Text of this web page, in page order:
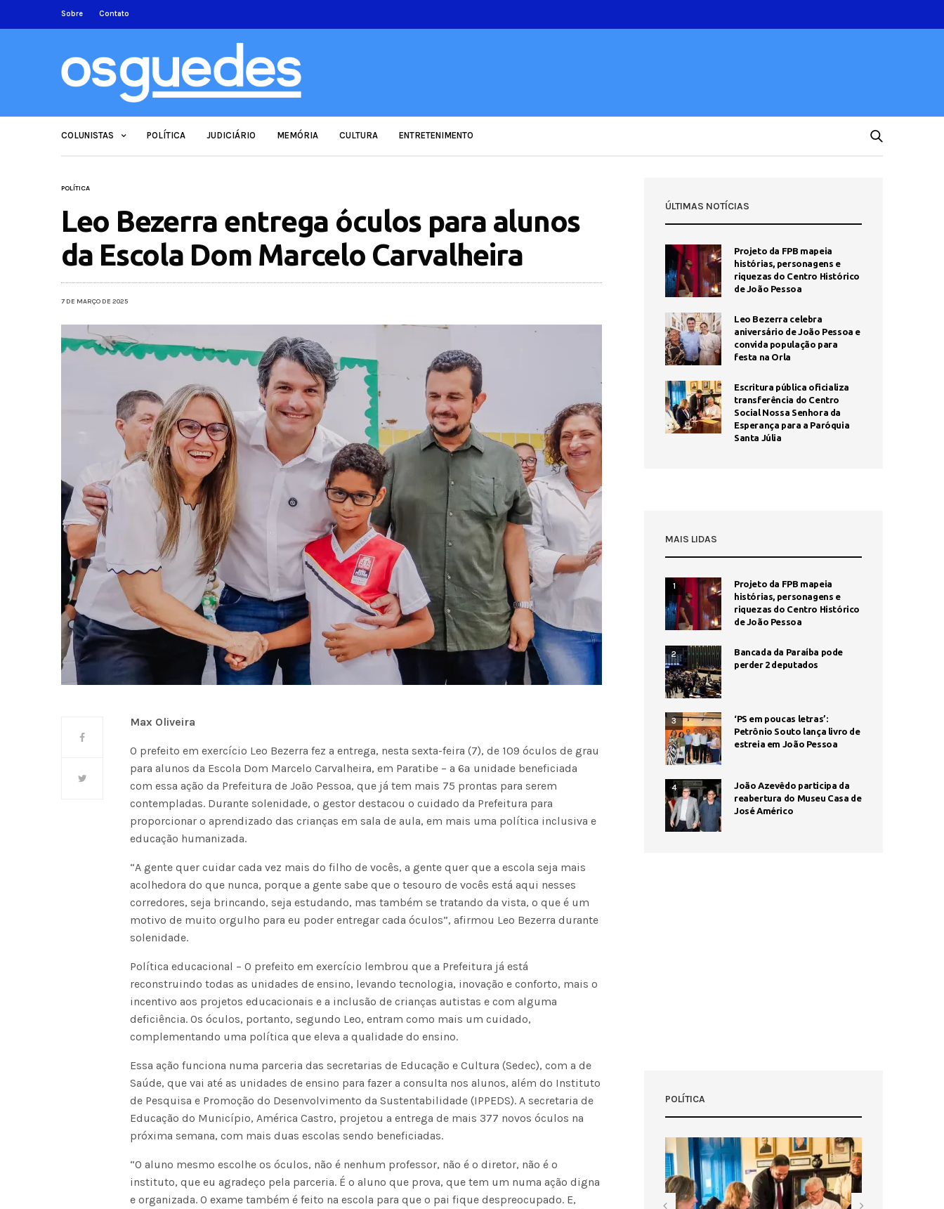
Sobre Contato
COLUNISTAS POLÍTICA JUDICIÁRIO MEMÓRIA CULTURA ENTRETENIMENTO
POLÍTICA
Leo Bezerra entrega óculos para alunos
da Escola Dom Marcelo Carvalheira
7 DE MARÇO DE 2025
Max Oliveira
O prefeito em exercício Leo Bezerra fez a entrega, nesta sexta-feira (7), de 109 óculos de grau
para alunos da Escola Dom Marcelo Carvalheira, em Paratibe – a 6ª unidade beneficiada
com essa ação da Prefeitura de João Pessoa, que já tem mais 75 prontas para serem
contempladas. Durante solenidade, o gestor destacou o cuidado da Prefeitura para
proporcionar o aprendizado das crianças em sala de aula, em mais uma política inclusiva e
educação humanizada.
“A gente quer cuidar cada vez mais do filho de vocês, a gente quer que a escola seja mais
acolhedora do que nunca, porque a gente sabe que o tesouro de vocês está aqui nesses
corredores, seja brincando, seja estudando, mas também se tratando da vista, o que é um
motivo de muito orgulho para eu poder entregar cada óculos”, afirmou Leo Bezerra durante
solenidade.
Política educacional – O prefeito em exercício lembrou que a Prefeitura já está
reconstruindo todas as unidades de ensino, levando tecnologia, inovação e conforto, mais o
incentivo aos projetos educacionais e a inclusão de crianças autistas e com alguma
deficiência. Os óculos, portanto, segundo Leo, entram como mais um cuidado,
complementando uma política que eleva a qualidade do ensino.
Essa ação funciona numa parceria das secretarias de Educação e Cultura (Sedec), com a de
Saúde, que vai até as unidades de ensino para fazer a consulta nos alunos, além do Instituto
de Pesquisa e Promoção do Desenvolvimento da Sustentabilidade (IPPEDS). A secretaria de
Educação do Município, América Castro, projetou a entrega de mais 377 novos óculos na
próxima semana, com mais duas escolas sendo beneficiadas.
“O aluno mesmo escolhe os óculos, não é nenhum professor, não é o diretor, não é o
instituto, que eu agradeço pela parceria. É o aluno que prova, que tem um numa ação digna
e organizada. O exame também é feito na escola para que o pai fique despreocupado. E,
ÚLTIMAS NOTÍCIAS
Projeto da FPB mapeia
histórias, personagens e
riquezas do Centro Histórico
de João Pessoa
Leo Bezerra celebra
aniversário de João Pessoa e
convida população para
festa na Orla
Escritura pública oficializa
transferência do Centro
Social Nossa Senhora da
Esperança para a Paróquia
Santa Júlia
MAIS LIDAS
1
Projeto da FPB mapeia
histórias, personagens e
riquezas do Centro Histórico
de João Pessoa
2
Bancada da Paraíba pode
perder 2 deputados
3
‘PS em poucas letras’:
Petrônio Souto lança livro de
estreia em João Pessoa
4
João Azevêdo participa da
reabertura do Museu Casa de
José Américo
POLÍTICA